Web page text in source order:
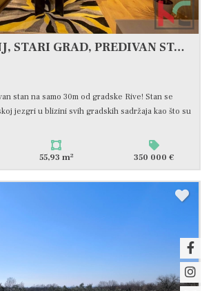
ISTRA, ROVINJ, STARI GRAD, PREDIVAN STAN #PRODAJA
stan na samo 30m od gradske Rive! Stan se
jezgri u blizini svih gradskih sadržaja kao što su
55,93 m2 350 000 €